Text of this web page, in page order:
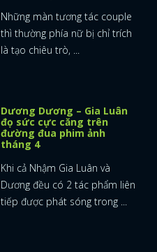
Những màn tương tác couple
thì thường phía nữ bị chỉ trích
là tạo chiêu trò, ...
Dương Dương – Gia Luân
đọ sức cực căng trên
đường đua phim ảnh
tháng 4
Khi cả Nhậm Gia Luân và
Dương đều có 2 tác phẩm liên
tiếp được phát sóng trong ...